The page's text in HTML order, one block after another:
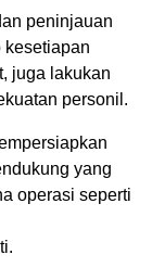
peninjauan
kesetiapan
juga lakukan
personil.
yang
operasi seperti